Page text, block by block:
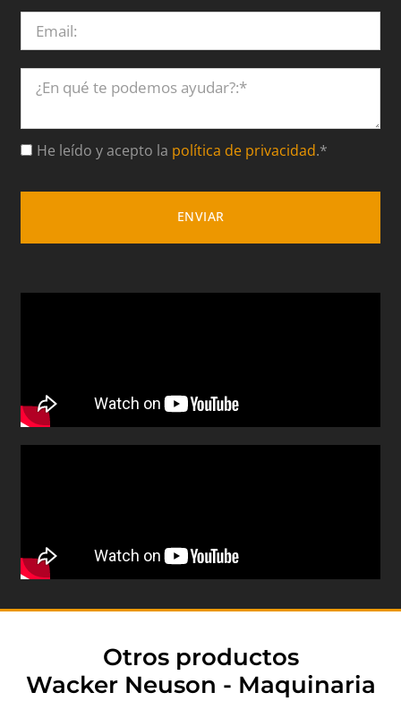
He leído y acepto la política de privacidad.*
ENVIAR
Otros productos
Wacker Neuson - Maquinaria